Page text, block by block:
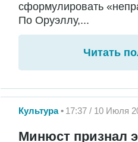
сформулировать
По Оруэллу,...
Читать
Культура 17:37 / 10 Июля
Минюст признал